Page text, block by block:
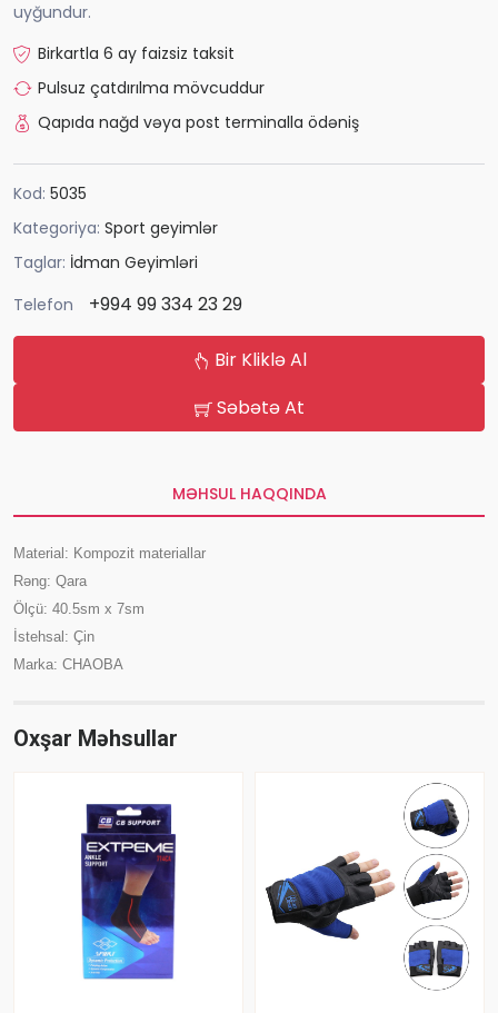
uyğundur.
Birkartla 6 ay faizsiz taksit
Pulsuz çatdırılma mövcuddur
Qapıda nağd vəya post terminalla ödəniş
Kod: 5035
Kategoriya: Sport geyimlər
Taglar: İdman Geyimləri
Telefon
+994 99 334 23 29
Bir Kliklə Al
Səbətə At
MƏHSUL HAQQINDA
Material: Kompozit materiallar
Rəng: Qara
Ölçü: 40.5sm x 7sm
İstehsal: Çin
Marka: CHAOBA
Oxşar Məhsullar